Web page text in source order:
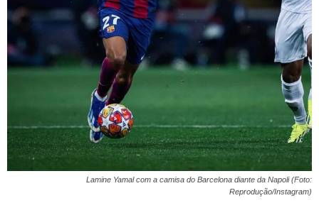
Lamine Yamal com a camisa do Barcelona diante da Napoli (Foto:
Reprodução/Instagram)